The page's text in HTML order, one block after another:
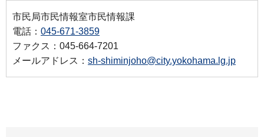
市民局市民情報室市民情報課
電話： 045-671-3859
ファクス：045-664-7201
メールアドレス： sh-shiminjoho@city.yokohama.lg.jp